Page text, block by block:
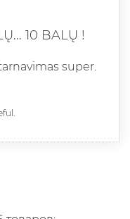
10 BALŲ !
super.